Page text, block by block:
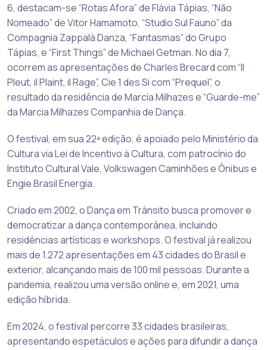
6, destacam-se “Rotas Afora” de Flávia Tápias, “Não
Nomeado” de Vitor Hamamoto, “Studio Sul Fauno” da
Compagnia Zappalà Danza, “Fantasmas” do Grupo
Tápias, e “First Things” de Michael Getman. No dia 7,
ocorrem as apresentações de Charles Brecard com “Il
Pleut, il Plaint, il Rage”, Cie 1 des Si com “Prequel”, o
resultado da residência de Marcia Milhazes e “Guarde-me”
da Marcia Milhazes Companhia de Dança.
O festival, em sua 22ª edição, é apoiado pelo Ministério da
Cultura via Lei de Incentivo à Cultura, com patrocínio do
Instituto Cultural Vale, Volkswagen Caminhões e Ônibus e
Engie Brasil Energia.
Criado em 2002, o Dança em Trânsito busca promover e
democratizar a dança contemporânea, incluindo
residências artísticas e workshops. O festival já realizou
mais de 1.272 apresentações em 43 cidades do Brasil e
exterior, alcançando mais de 100 mil pessoas. Durante a
pandemia, realizou uma versão online e, em 2021, uma
edição híbrida.
Em 2024, o festival percorre 33 cidades brasileiras,
apresentando espetáculos e ações para difundir a dança